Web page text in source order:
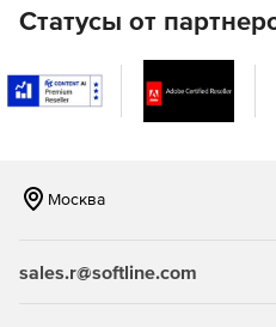
Удаленный запуск
Текстовый чат.
Отправка простого
Перехват Оверлейного
Статусы от
Москва
sales.r@softline.com